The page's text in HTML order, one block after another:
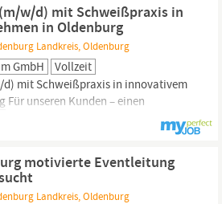
w/d) mit Schweißpraxis in
in Oldenburg
Landkreis, Oldenburg
GmbH
Vollzeit
mit Schweißpraxis in innovativem
Für unseren Kunden – einen
Das Unternehmen plant, entwickelt
Gastrokonzepte
motivierte Eventleitung
Landkreis, Oldenburg